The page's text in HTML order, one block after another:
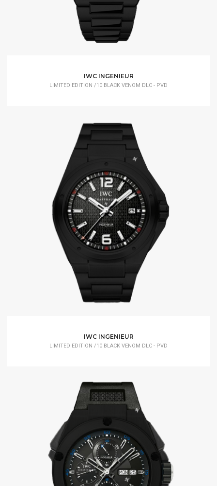
IWC INGENIEUR
LIMITED EDITION /10 BLACK VENOM DLC - PVD
IWC INGENIEUR
LIMITED EDITION /10 BLACK VENOM DLC - PVD